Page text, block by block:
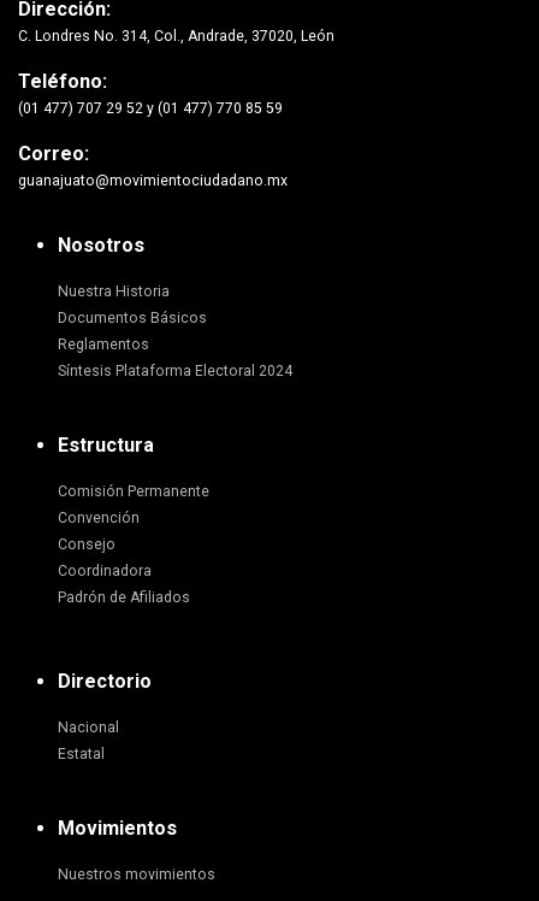
Dirección:
C. Londres No. 314, Col., Andrade, 37020, León
Teléfono:
(01 477) 707 29 52 y (01 477) 770 85 59
Correo:
guanajuato@movimientociudadano.mx
Nosotros
Nuestra Historia
Documentos Básicos
Reglamentos
Síntesis Plataforma Electoral 2024
Estructura
Comisión Permanente
Convención
Consejo
Coordinadora
Padrón de Afiliados
Directorio
Nacional
Estatal
Movimientos
Nuestros movimientos